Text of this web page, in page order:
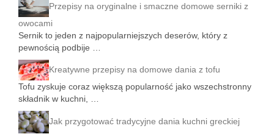
Przepisy na oryginalne i smaczne domowe serniki z
owocami
Sernik to jeden z najpopularniejszych deserów, który z
pewnością podbije …
Kreatywne przepisy na domowe dania z tofu
Tofu zyskuje coraz większą popularność jako wszechstronny
składnik w kuchni, …
Jak przygotować tradycyjne dania kuchni greckiej